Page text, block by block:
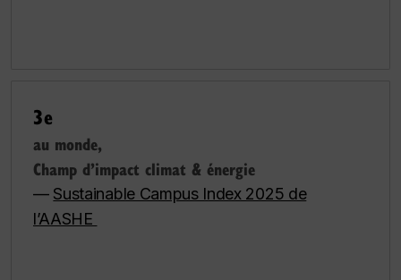
3e
au monde,
Champ d’impact climat & énergie
— Sustainable Campus Index 2025 de
l’AASHE